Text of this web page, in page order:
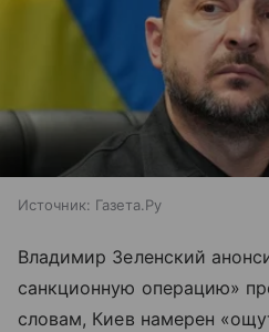
Источник: Газета.Ру
Владимир Зеленский
санкционную операцию»
словам, Киев намерен